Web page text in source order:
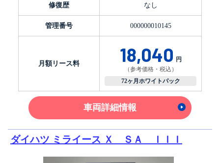
修復歴 なし
管理番号 000000010145
月額リース料 18,040 円
（参考価格・税込）
72ヶ月ホワイトパック
車両詳細情報
ダイハツ ミライース Ｘ ＳＡ ＩＩＩ